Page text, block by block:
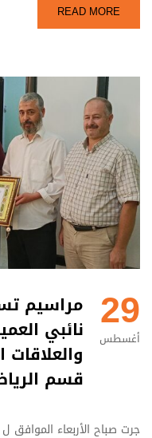
READ MORE
29
أغسطس
مراسيم
نائبي
قسم